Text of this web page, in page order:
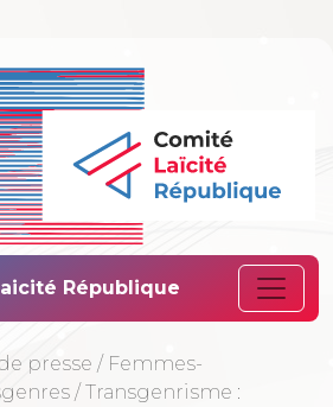
Laïcité
République
presse / Femmes-
/ Transgenrisme :